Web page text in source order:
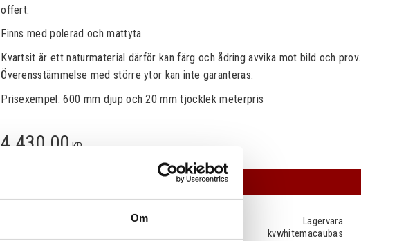
Om
offert.
Finns med polerad och mattyta.
Kvartsit är ett naturmaterial därför kan färg och ådring avvika mot bild och prov.
Överensstämmelse med större ytor kan inte garanteras.
Prisexempel: 600 mm djup och 20 mm tjocklek meterpris
4 430,00 KR
OFFERT
Lagervara
kvwhitemacaubas